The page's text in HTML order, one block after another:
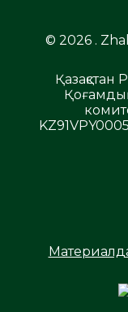
© 2026 .
Қазақстан